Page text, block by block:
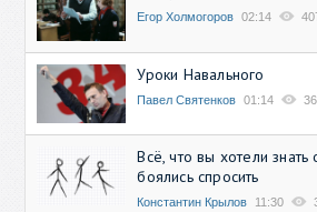
Егор Холмогоров 02:14
Уроки Навального
Павел Святенков 01:14
Всё, что вы хотели
боялись спросить
Константин Крылов 11:30